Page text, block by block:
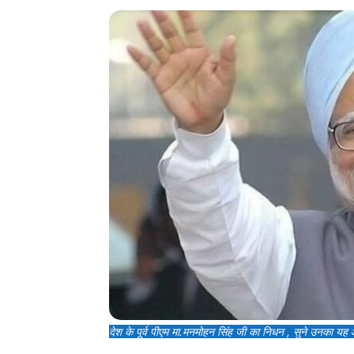
देश के पूर्व पीएम मा.मनमोहन सिंह जी का निधन , सुने उनका